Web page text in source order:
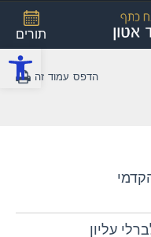
תורים
עליון